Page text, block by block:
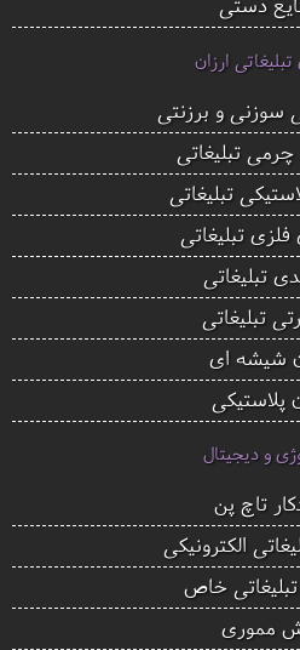
ارزان
و برزنتی
تبلیغاتی
تبلیغاتی
تبلیغاتی
تبلیغاتی
تبلیغاتی
شیشه ای
پلاستیکی
و دیجیتال
تاچ پن
الکترونیکی
خاص
مموری